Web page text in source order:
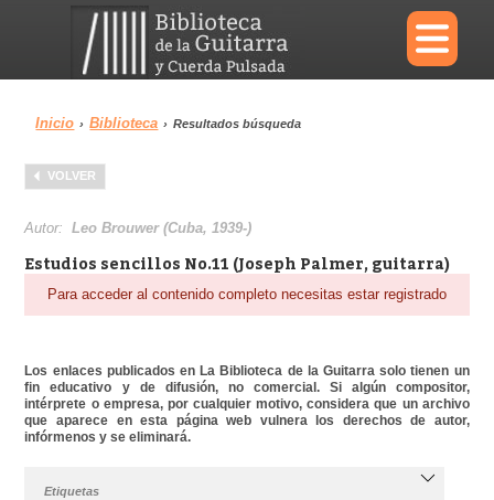
×
Menu
Biblioteca
Inicio › Biblioteca › Resultados búsqueda
VOLVER
Autor:Leo Brouwer (Cuba, 1939-)
Estudios sencillos No.11 (Joseph Palmer, guitarra)
Para acceder al contenido completo necesitas estar registrado
Los enlaces publicados en La Biblioteca de la Guitarra solo tienen un
fin educativo y de difusión, no comercial. Si algún compositor,
intérprete o empresa, por cualquier motivo, considera que un archivo
que aparece en esta página web vulnera los derechos de autor,
infórmenos y se eliminará.
Etiquetas